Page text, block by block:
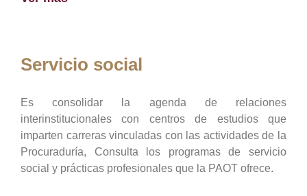
Servicio social
Es consolidar la agenda de relaciones
interinstitucionales con centros de estudios que
imparten carreras vinculadas con las actividades de la
Procuraduría, Consulta los programas de servicio
social y prácticas profesionales que la PAOT ofrece.